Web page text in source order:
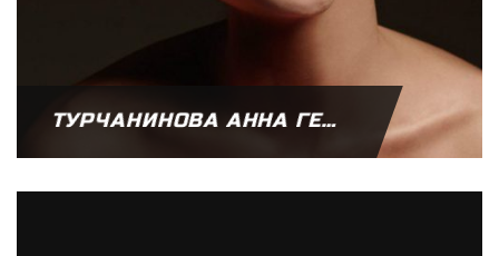
ТУРЧАНИНОВА АННА ГЕННАДЬЕВНА